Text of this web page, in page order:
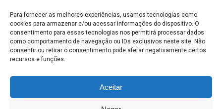
Para fornecer as melhores experiências, usamos tecnologias como
cookies para armazenar e/ou acessar informações do dispositivo. O
consentimento para essas tecnologias nos permitirá processar dados
como comportamento de navegação ou IDs exclusivos neste site. Não
consentir ou retirar o consentimento pode afetar negativamente certos
recursos e funções.
Aceitar
MAPA DO SITE